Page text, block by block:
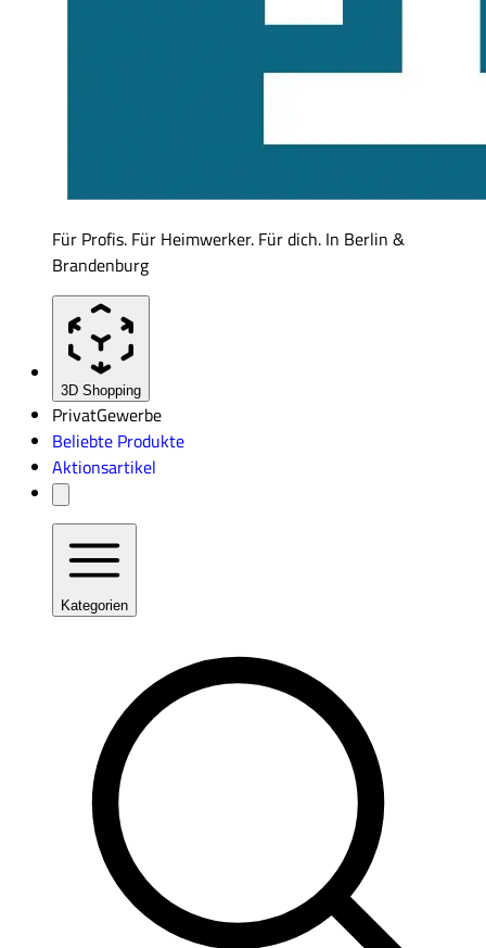
Für Profis. Für Heimwerker. Für dich. In Berlin &
Brandenburg
3D Shopping
PrivatGewerbe
Beliebte Produkte
Aktionsartikel
Kategorien